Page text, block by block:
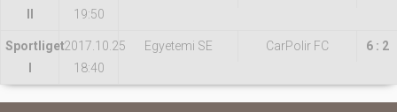
19:50
Sportliget2017.10.25
18:40
Egyetemi SE CarPolir FC 6 : 2